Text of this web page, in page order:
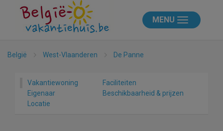
MENU
België West-Vlaanderen De Panne
Vakantiewoning
Faciliteiten
Eigenaar
Beschikbaarheid & prijzen
Locatie